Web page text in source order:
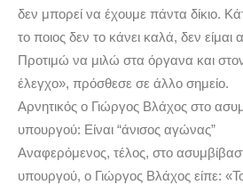
δεν μπορεί να έχουμε πάντα δίκιο.
το ποιος δεν το κάνει καλά, δεν
Προτιμώ να μιλώ στα όργανα και
έλεγχο», πρόσθεσε σε άλλο σημείο.
Αρνητικός ο Γιώργος Βλάχος στο
υπουργού: Είναι “άνισος αγώνας”
Αναφερόμενος, τέλος, στο
υπουργού, ο Γιώργος Βλάχος είπε: